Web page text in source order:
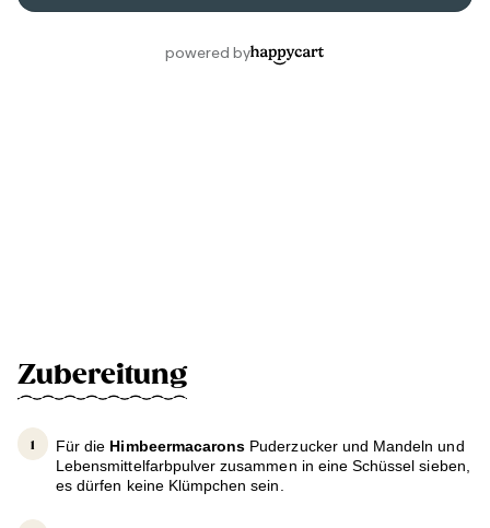
Zubereitung
Für die Himbeermacarons Puderzucker und Mandeln und
Lebensmittelfarbpulver zusammen in eine Schüssel sieben,
es dürfen keine Klümpchen sein.